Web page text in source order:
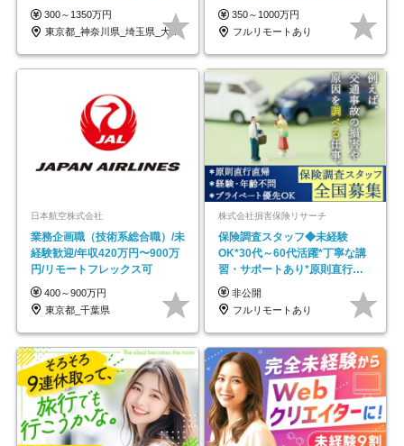
も充実♪/a
300～1350万円
東京都_神奈川県_埼玉県_大阪府_愛知県…
イル自由／研修充実で安心
350～1000万円
フルリモートあり
日本航空株式会社
業務企画職（技術系総合職）/未
経験歓迎/年収420万円〜900万
円/リモートフレックス可
400～900万円
東京都_千葉県
株式会社損害保険リサーチ
保険調査スタッフ◆未経験
OK*30代～60代活躍*丁寧な講
習・サポートあり*原則直行直
帰／全国募集・業務委託
非公開
フルリモートあり